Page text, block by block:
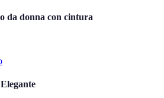
da donna con cintura